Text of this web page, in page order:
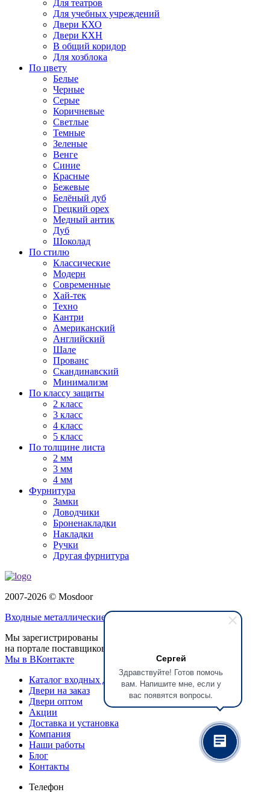
Сергей
Здравствуйте! Готов помочь
вам. Напишите мне, если у
вас появятся вопросы.
Для театров
Для учебных учреждений
Двери КХО
Двери КХН
В общий коридор
Для хозблока
По цвету
Белые
Черные
Серые
Коричневые
Светлые
Темные
Зеленые
Венге
Синие
Красные
Бежевые
Белёный дуб
Грецкий орех
Медный антик
Дуб
Шоколад
По стилю
Классические
Модерн
Современные
Хай-тек
Техно
Кантри
Американский
Английский
Шале
Прованс
Скандинавский
Минимализм
По классу защиты
2 класс
3 класс
4 класс
5 класс
По толщине листа
2 мм
3 мм
4 мм
Фурнитура
Замки
Доводчики
Броненакладки
Накладки
Ручки
Другая фурнитура
2007-2026 © Mosdoor
Входные металлические двери
Мы зарегистрированы
на портале поставщиков
Мы в ВКонтакте
Каталог входных дверей
Двери на заказ
Двери оптом
Акции
Доставка и установка
Компания
Наши работы
Блог
Контакты
Телефон